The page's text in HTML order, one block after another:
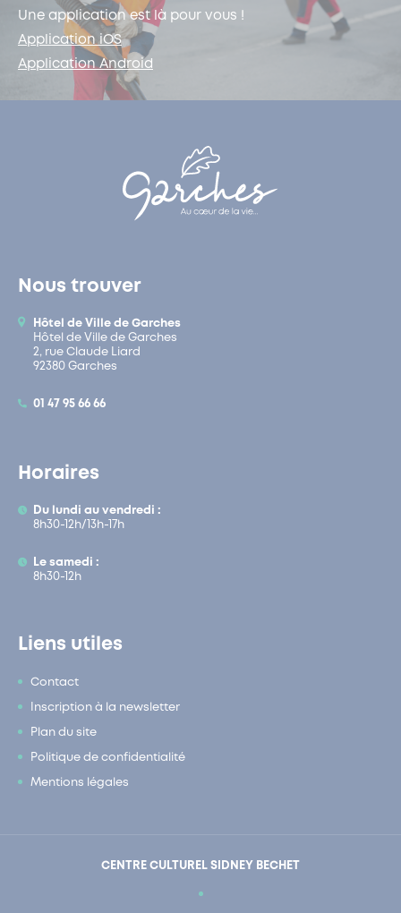
Une application est là pour vous !
Application iOS
Application Android
Nous trouver
Hôtel de Ville de Garches
Hôtel de Ville de Garches
2, rue Claude Liard
92380 Garches
01 47 95 66 66
Horaires
Du lundi au vendredi :
8h30-12h/13h-17h
Le samedi :
8h30-12h
Liens utiles
Contact
Inscription à la newsletter
Plan du site
Politique de confidentialité
Mentions légales
CENTRE CULTUREL SIDNEY BECHET